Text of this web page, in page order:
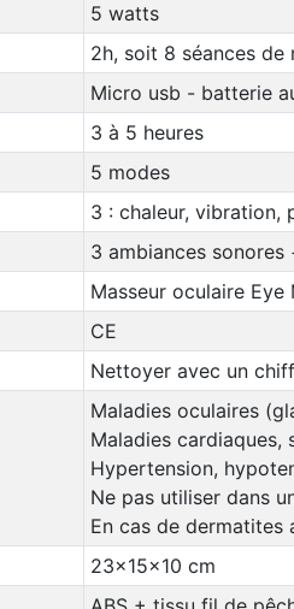
5 watts
2h, soit 8 séances de
Micro usb - batterie
3 à 5 heures
5 modes
3 : chaleur, vibration,
3 ambiances
Masseur oculaire
CE
Nettoyer avec un
Maladies oculaires
Maladies cardiaques,
Hypertension,
Ne pas utiliser dans
En cas de dermatites
23x15x10 cm